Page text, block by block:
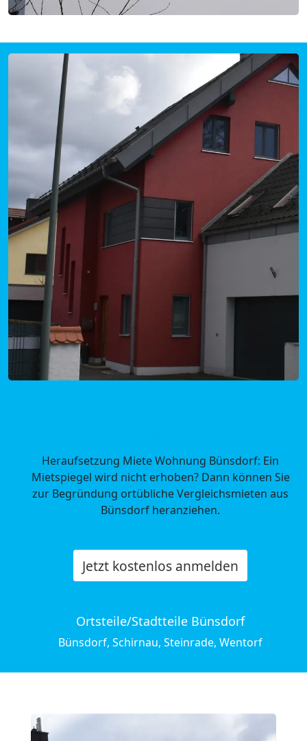
Heraufsetzung Miete Wohnung Bünsdorf: Ein
Mietspiegel wird nicht erhoben? Dann können Sie
zur Begründung ortübliche Vergleichsmieten aus
Bünsdorf heranziehen.
Jetzt kostenlos anmelden
Ortsteile/Stadtteile Bünsdorf
Bünsdorf, Schirnau, Steinrade, Wentorf